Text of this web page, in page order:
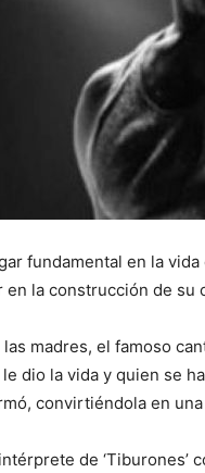
fundamental en la
en la construcción de su
madres, el famoso
dio la vida y quien se
convirtiéndola en
de